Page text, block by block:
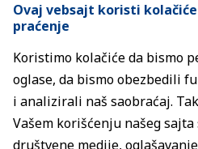
Ovaj vebsajt koristi
praćenje
Koristimo kolačiće da bismo
oglase, da bismo obezbedili
i analizirali naš saobraćaj.
Vašem korišćenju našeg
društvene medije,